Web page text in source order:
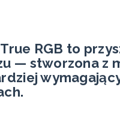
RGB to
— stworzona z